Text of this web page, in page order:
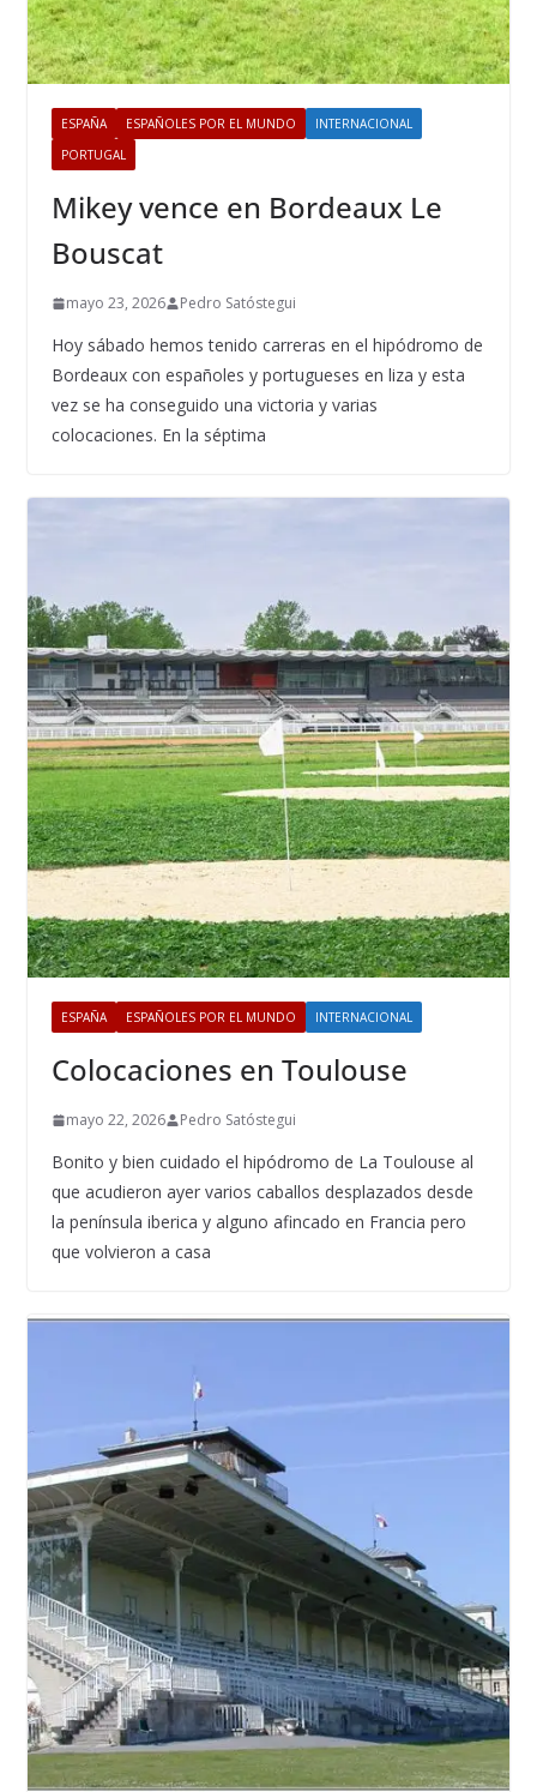
ESPAÑA ESPAÑOLES POR EL MUNDO
INTERNACIONAL
PORTUGAL
Mikey vence en Bordeaux Le
Bouscat
mayo 23, 2026 Pedro Satóstegui
Hoy sábado hemos tenido carreras en el hipódromo de
Bordeaux con españoles y portugueses en liza y esta
vez se ha conseguido una victoria y varias
colocaciones. En la séptima
ESPAÑA ESPAÑOLES POR EL MUNDO INTERNACIONAL
Colocaciones en Toulouse
mayo 22, 2026 Pedro Satóstegui
Bonito y bien cuidado el hipódromo de La Toulouse al
que acudieron ayer varios caballos desplazados desde
la península iberica y alguno afincado en Francia pero
que volvieron a casa